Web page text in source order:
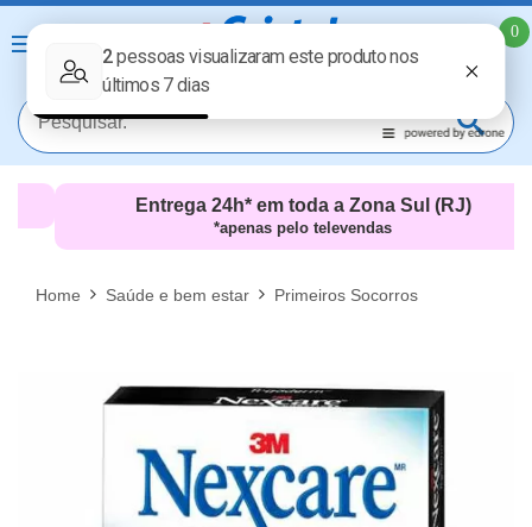
0
MAIS RESULTADOS FECHAR [X]
Entrega 24h* em toda a Zona Sul (RJ)
*apenas pelo televendas
Home Saúde e bem estar Primeiros Socorros